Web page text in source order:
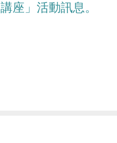
座」活動訊息。